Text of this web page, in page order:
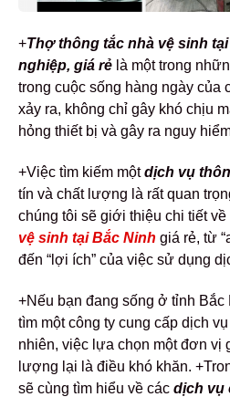
+Thợ thông tắc nhà vệ sinh
nghiệp, giá rẻ là một trong
trong cuộc sống hàng ngày của
xảy ra, không chỉ gây khó chịu
hỏng thiết bị và gây ra nguy
+Việc tìm kiếm mộtdịch vụ
tín và chất lượng là rất quan
chúng tôi sẽ giới thiệu chi tiết về
vệ sinh tại Bắc Ninh giá rẻ, từ
đến “lợi ích” của việc sử dụng
+Nếu bạn đang sống ở tỉnh Bắc
tìm một công ty cung cấp dịch vụ
nhiên, việc lựa chọn một đơn vị
lượng lại là điều khó khăn.
sẽ cùng tìm hiểu về các dịch vụ